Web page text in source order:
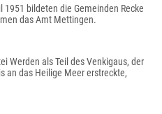
bildeten die Gemeinden Recke
das Amt Mettingen.
Werden als Teil des Venkigaus, der
an das Heilige Meer erstreckte,